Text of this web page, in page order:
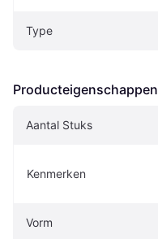
Type
Producteigenschappen
Aantal Stuks
Kenmerken
Vorm